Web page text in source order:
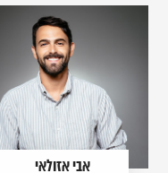
אבי אזולאי